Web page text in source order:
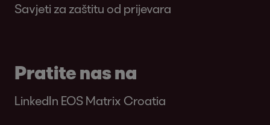
Savjeti za zaštitu od prijevara
Pratite nas na
LinkedIn EOS Matrix Croatia